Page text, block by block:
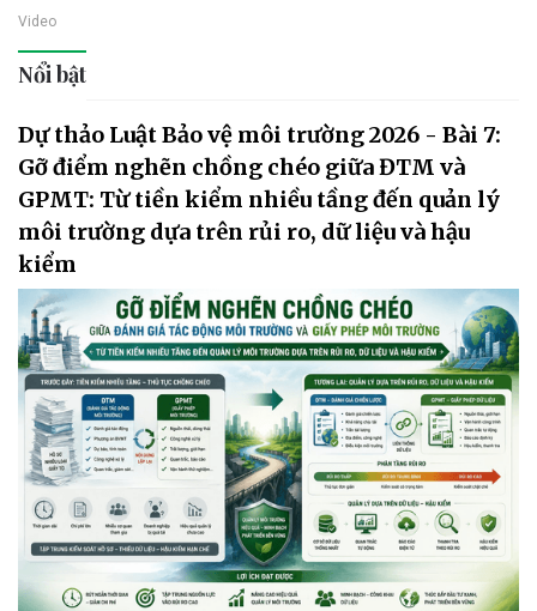
Video
Nổi bật
Dự thảo Luật Bảo vệ môi trường 2026 - Bài 7:
Gỡ điểm nghẽn chồng chéo giữa ĐTM và
GPMT: Từ tiền kiểm nhiều tầng đến quản lý
môi trường dựa trên rủi ro, dữ liệu và hậu
kiểm